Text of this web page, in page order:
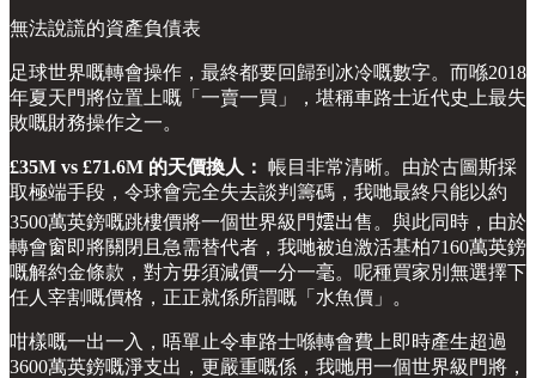
無法說謊的資產負債表
足球世界嘅轉會操作，最終都要回歸到冰冷嘅數字。而喺2018
年夏天門將位置上嘅「一賣一買」，堪稱車路士近代史上最失
敗嘅財務操作之一。
£35M vs £71.6M 的天價換人： 帳目非常清晰。由於古圖斯採
取極端手段，令球會完全失去談判籌碼，我哋最終只能以約
3500萬英鎊嘅跳樓價將一個世界級門𡢅出售。與此同時，由於
轉會窗即將關閉且急需替代者，我哋被迫激活基柏7160萬英鎊
嘅解約金條款，對方毋須減價一分一毫。呢種買家別無選擇下
任人宰割嘅價格，正正就係所謂嘅「水魚價」。
咁樣嘅一出一入，唔單止令車路士喺轉會費上即時產生超過
3600萬英鎊嘅淨支出，更嚴重嘅係，我哋用一個世界級門將，